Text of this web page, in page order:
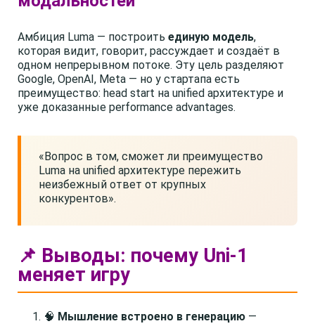
Амбиция Luma — построить единую модель,
которая видит, говорит, рассуждает и создаёт в
одном непрерывном потоке. Эту цель разделяют
Google, OpenAI, Meta — но у стартапа есть
преимущество: head start на unified архитектуре и
уже доказанные performance advantages.
«Вопрос в том, сможет ли преимущество
Luma на unified архитектуре пережить
неизбежный ответ от крупных
конкурентов».
📌 Выводы: почему Uni-1
меняет игру
🧠 Мышление встроено в генерацию —